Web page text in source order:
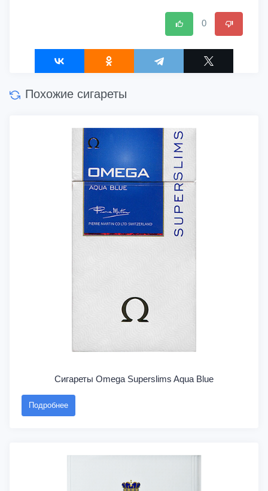
0
Похожие сигареты
Сигареты Omega Superslims Aqua Blue
Подробнее